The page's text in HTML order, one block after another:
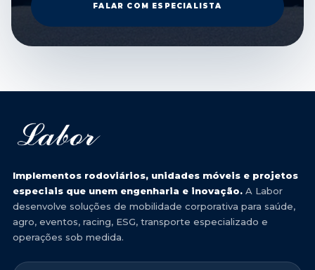
FALAR COM ESPECIALISTA
Implementos rodoviários, unidades móveis e projetos
especiais que unem engenharia e inovação. A Labor
desenvolve soluções de mobilidade corporativa para saúde,
agro, eventos, racing, ESG, transporte especializado e
operações sob medida.